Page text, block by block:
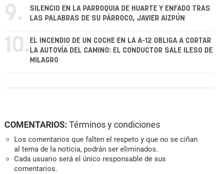
9.
SILENCIO EN LA PARROQUIA DE HUARTE Y ENFADO TRAS
LAS PALABRAS DE SU PÁRROCO, JAVIER AIZPÚN
10. EL INCENDIO DE UN COCHE EN LA A-12 OBLIGA A CORTAR
LA AUTOVÍA DEL CAMINO: EL CONDUCTOR SALE ILESO DE
MILAGRO
COMENTARIOS: Términos y condiciones
Los comentarios que falten el respeto y que no se ciñan
al tema de la noticia, podrán ser eliminados.
Cada usuario será el único responsable de sus
comentarios.